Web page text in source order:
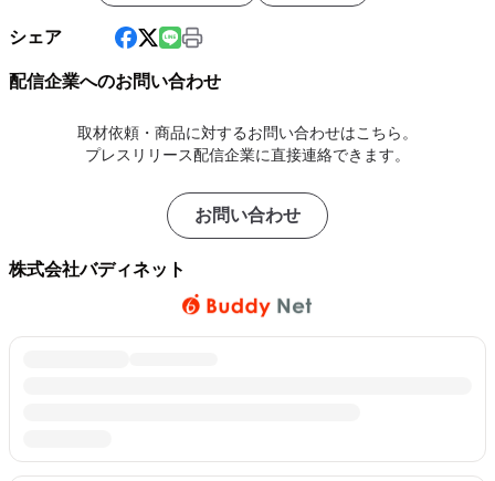
シェア
配信企業へのお問い合わせ
取材依頼・商品に対するお問い合わせはこちら。
プレスリリース配信企業に直接連絡できます。
お問い合わせ
株式会社バディネット